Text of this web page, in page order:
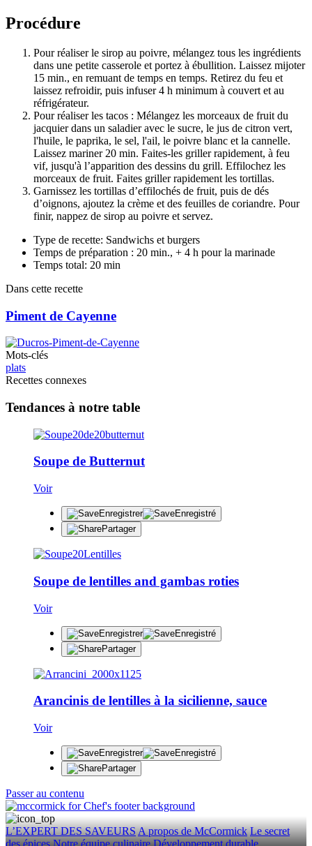
Procédure
Pour réaliser le sirop au poivre, mélangez tous les ingrédients
dans une petite casserole et portez à ébullition. Laissez mijoter
15 min., en remuant de temps en temps. Retirez du feu et
laissez refroidir, puis infuser 4 h minimum à couvert et au
réfrigérateur.
Pour réaliser les tacos : Mélangez les morceaux de fruit du
jacquier dans un saladier avec le sucre, le jus de citron vert,
l'huile, le paprika, le sel, l'ail, le poivre blanc et la cannelle.
Laissez mariner 20 min. Faites-les griller rapidement, à feu
vif, jusqu'à l’apparition des dessins du grill. Effilochez les
morceaux de fruit. Faites griller rapidement les tortillas.
Garnissez les tortillas d’effilochés de fruit, puis de dés
d’oignons, ajoutez la crème et des feuilles de coriandre. Pour
finir, nappez de sirop au poivre et servez.
Type de recette: Sandwichs et burgers
Temps de préparation : 20 min., + 4 h pour la marinade
Temps total: 20 min
Dans cette recette
Piment de Cayenne
Mots-clés
plats
Recettes connexes
Tendances à notre table
Soupe de Butternut
Voir
Enregistrer
Enregistré
Partager
Soupe de lentilles and gambas roties
Voir
Enregistrer
Enregistré
Partager
Arancinis de lentilles à la sicilienne, sauce
Voir
Enregistrer
Enregistré
Partager
Passer au contenu
L’EXPERT DES SAVEURSA propos de McCormick Le secret
des épices Notre équipe culinaire Développement durable